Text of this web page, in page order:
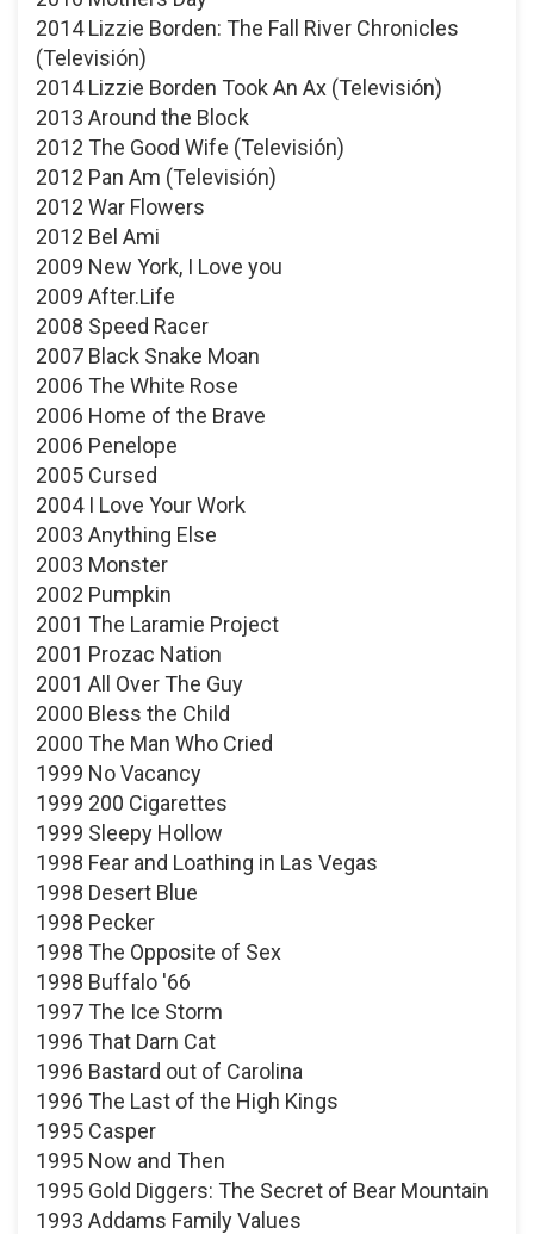
2014 Lizzie Borden: The Fall River Chronicles
(Televisión)
2014 Lizzie Borden Took An Ax (Televisión)
2013 Around the Block
2012 The Good Wife (Televisión)
2012 Pan Am (Televisión)
2012 War Flowers
2012 Bel Ami
2009 New York, I Love you
2009 After.Life
2008 Speed Racer
2007 Black Snake Moan
2006 The White Rose
2006 Home of the Brave
2006 Penelope
2005 Cursed
2004 I Love Your Work
2003 Anything Else
2003 Monster
2002 Pumpkin
2001 The Laramie Project
2001 Prozac Nation
2001 All Over The Guy
2000 Bless the Child
2000 The Man Who Cried
1999 No Vacancy
1999 200 Cigarettes
1999 Sleepy Hollow
1998 Fear and Loathing in Las Vegas
1998 Desert Blue
1998 Pecker
1998 The Opposite of Sex
1998 Buffalo '66
1997 The Ice Storm
1996 That Darn Cat
1996 Bastard out of Carolina
1996 The Last of the High Kings
1995 Casper
1995 Now and Then
1995 Gold Diggers: The Secret of Bear Mountain
1993 Addams Family Values